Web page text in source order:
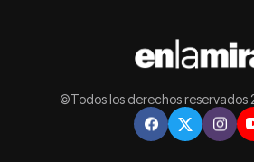
©Todos los derechos reservados